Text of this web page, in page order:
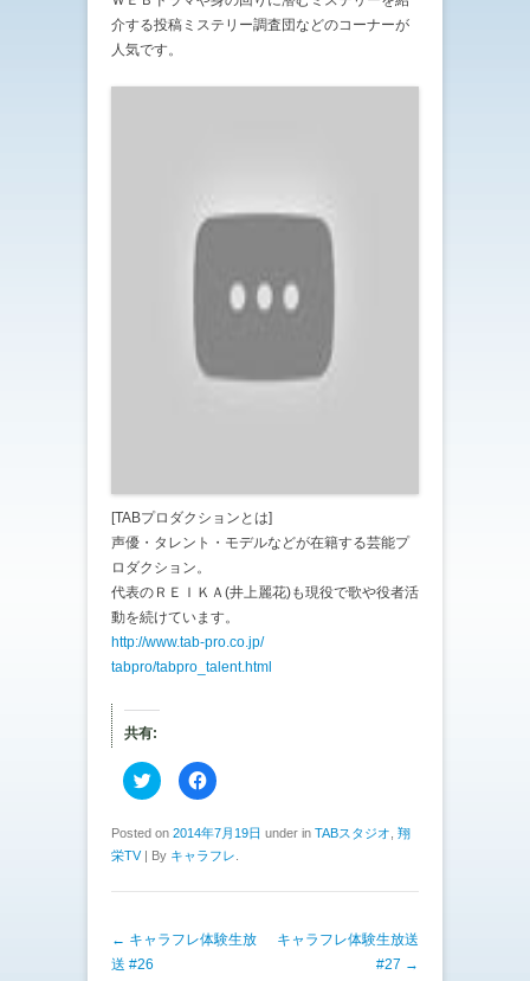
介する投稿ミステリー調査団などのコーナーが
人気です。
[TABプロダクションとは]
声優・タレント・モデルなどが在籍する芸能プ
ロダクション。
代表のＲＥＩＫＡ(井上麗花)も現役で歌や役者活
動を続けています。
http://www.tab-pro.co.jp/
tabpro/tabpro_talent.html
共有:
ク
リ
し
て
T
i
e
r
F
a
b
o
o
で
す
る
Posted on 2014年7月19日 under in TABスタジオ 翔
栄TV| By キャラフレ
投稿ナビゲーション
← キャラフレ体験生放
送 #26
キャラフレ体験生放送
#27 →